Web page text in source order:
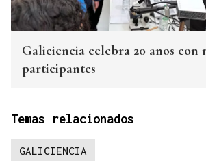
Galiciencia celebra 20 anos con
participantes
Temas relacionados
GALICIENCIA